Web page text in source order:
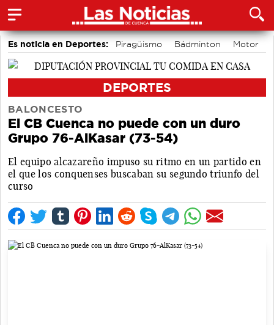
Es noticia en Deportes: Piragüismo Bádminton
Motor
Fútbol
Área de Deportes
DEPORTES
BALONCESTO
El CB Cuenca no puede con un duro
Grupo 76-AlKasar (73-54)
El equipo alcazareño impuso su ritmo en un partido en
el que los conquenses buscaban su segundo triunfo del
curso